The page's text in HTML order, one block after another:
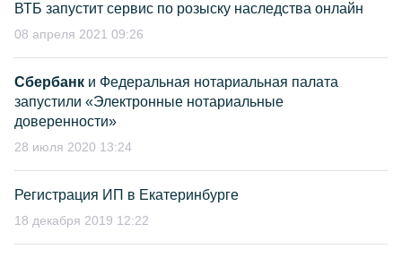
ВТБ запустит сервис по розыску наследства онлайн
08 апреля 2021 09:26
Сбербанк и Федеральная нотариальная палата
запустили «Электронные нотариальные
доверенности»
28 июля 2020 13:24
Регистрация ИП в Екатеринбурге
18 декабря 2019 12:22